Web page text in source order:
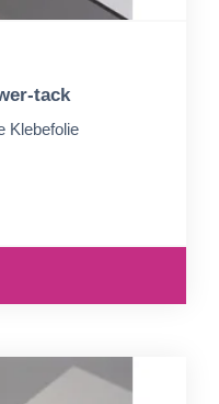
tack
Klebefolie